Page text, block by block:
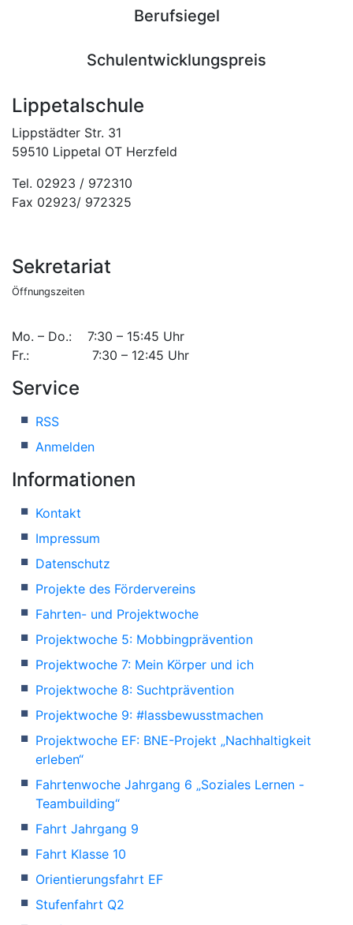
Berufsiegel
Schulentwicklungspreis
Lippetalschule
Lippstädter Str. 31
59510 Lippetal OT Herzfeld
Tel. 02923 / 972310
Fax 02923/ 972325
Sekretariat
Öffnungszeiten
Mo. – Do.: 7:30 – 15:45 Uhr
Fr.: 7:30 – 12:45 Uhr
Service
RSS
Anmelden
Informationen
Kontakt
Impressum
Datenschutz
Projekte des Fördervereins
Fahrten- und Projektwoche
Projektwoche 5: Mobbingprävention
Projektwoche 7: Mein Körper und ich
Projektwoche 8: Suchtprävention
Projektwoche 9: #lassbewusstmachen
Projektwoche EF: BNE-Projekt „Nachhaltigkeit
erleben“
Fahrtenwoche Jahrgang 6 „Soziales Lernen -
Teambuilding“
Fahrt Jahrgang 9
Fahrt Klasse 10
Orientierungsfahrt EF
Stufenfahrt Q2